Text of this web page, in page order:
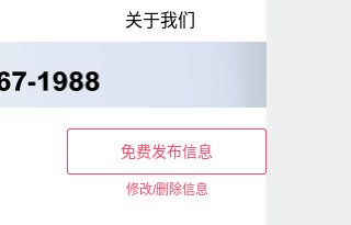
关于我们
免费发布信息
修改/删除信息